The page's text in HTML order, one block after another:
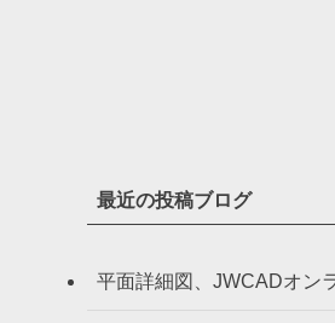
最近の投稿ブログ
平面詳細図、JWCADオン